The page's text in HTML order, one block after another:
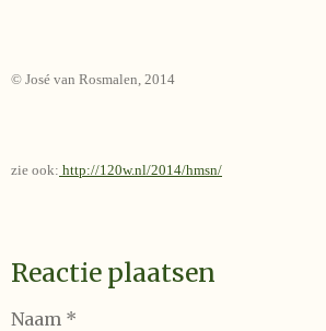
© José van Rosmalen, 2014
zie ook: http://120w.nl/2014/hmsn/
Reactie plaatsen
Naam *